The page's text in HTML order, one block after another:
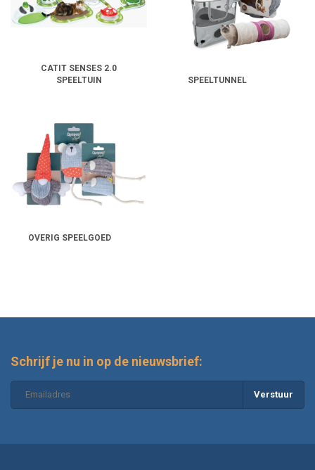
CATIT SENSES 2.0
SPEELTUIN
SPEELTUNNEL
OVERIG SPEELGOED
Schrijf je nu in op de nieuwsbrief:
Verstuur